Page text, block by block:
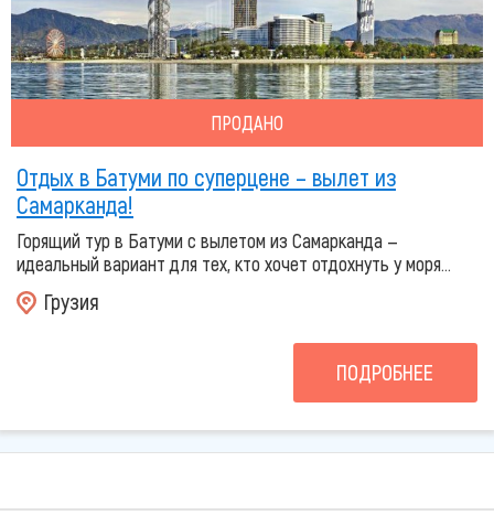
ПРОДАНО
Отдых в Батуми по суперцене – вылет из
Самарканда!
Горящий тур в Батуми с вылетом из Самарканда —
идеальный вариант для тех, кто хочет отдохнуть у моря...
Грузия
ПОДРОБНЕЕ